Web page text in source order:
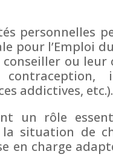
personnelles
pour l’Emploi
ou
addictives, etc.).
un rôle
situation de
charge